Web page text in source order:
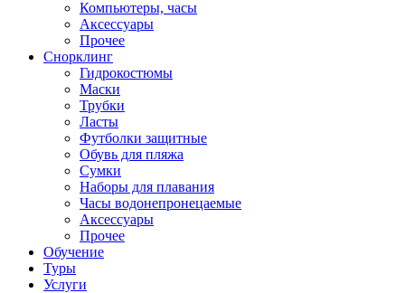
Компьютеры, часы
Аксессуары
Прочее
Снорклинг
Гидрокостюмы
Маски
Трубки
Ласты
Футболки защитные
Обувь для пляжа
Сумки
Наборы для плавания
Часы водонепронецаемые
Аксессуары
Прочее
Обучение
Туры
Услуги